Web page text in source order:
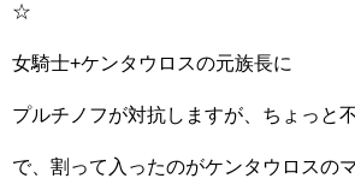
☆
女騎士+ケンタウロスの元族長に
プルチノフが対抗しますが、ちょっと
で、割って入ったのがケンタウロスの